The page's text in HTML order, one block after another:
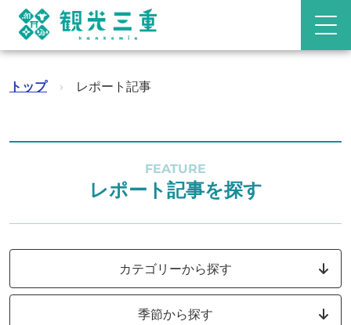
トップ › レポート記事
FEATURE
レポート記事を探す
カテゴリーから探す
季節から探す